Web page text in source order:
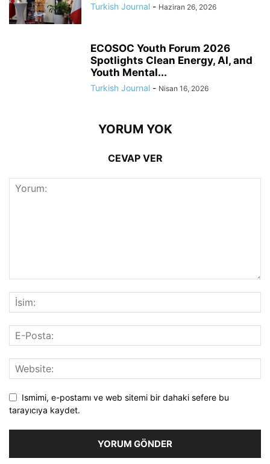
Turkish Journal - Haziran 26, 2026
ECOSOC Youth Forum 2026
Spotlights Clean Energy, AI, and
Youth Mental...
Turkish Journal - Nisan 16, 2026
YORUM YOK
CEVAP VER
Ismimi, e-postamı ve web sitemi bir dahaki sefere bu
tarayıcıya kaydet.